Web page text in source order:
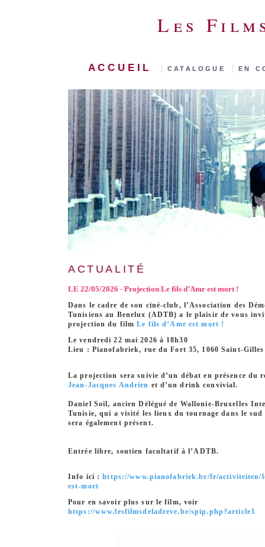
Les
accueil | catalogue | en
ACTUALITÉ
LE 22/05/2026 - Projection Le fils d’Amr est mort !
Dans le cadre de son ciné-club, l’Association des
Tunisiens au Benelux (ADTB) a le plaisir de vous
projection du filmLe fils d’Amr est mort !
Le vendredi 22 mai 2026 à 18h30
Lieu : Pianofabriek, rue du Fort 35, 1060 Saint-Gilles
La projection sera suivie d’un débat en présence du
Jean-Jacques Andrien et d’un drink convivial.
Daniel Soil, ancien Délégué de Wallonie-Bruxelles
Tunisie, qui a visité les lieux du tournage dans le
sera également présent.
Entrée libre, soutien facultatif à l’ADTB.
Info ici :https://www.pianofabriek.be/fr/activiteiten/
est-mort
Pour en savoir plus sur le film, voir
https://www.lesfilmsdeladreve.be/spip.php?article3